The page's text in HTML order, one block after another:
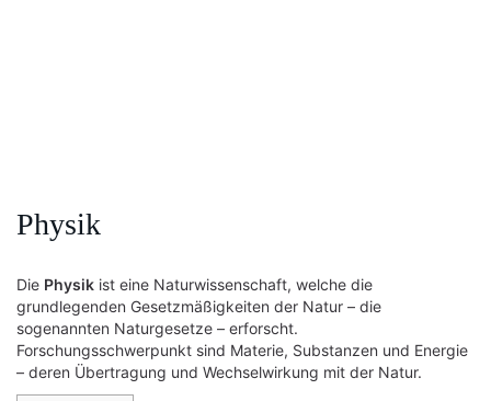
Physik
Die Physik ist eine Naturwissenschaft, welche die
grundlegenden Gesetzmäßigkeiten der Natur – die
sogenannten Naturgesetze – erforscht.
Forschungsschwerpunkt sind Materie, Substanzen und Energie
– deren Übertragung und Wechselwirkung mit der Natur.